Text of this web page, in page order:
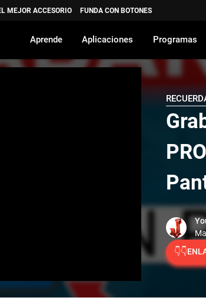
MEJOR ACCESORIO FUNDA CON BOTONES
Aprende Aplicaciones Programas